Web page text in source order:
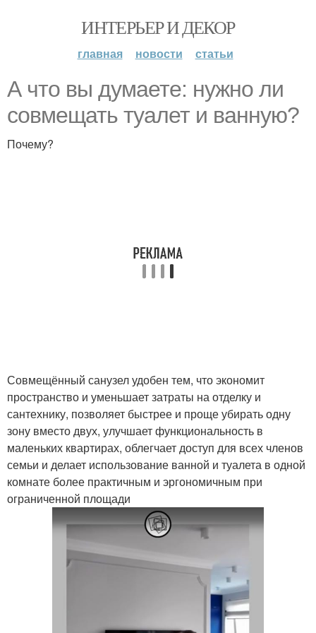
ИНТЕРЬЕР И ДЕКОР
главная новости статьи
А что вы думаете: нужно ли
совмещать туалет и ванную?
Почему?
Совмещённый санузел удобен тем, что экономит
пространство и уменьшает затраты на отделку и
сантехнику, позволяет быстрее и проще убирать одну
зону вместо двух, улучшает функциональность в
маленьких квартирах, облегчает доступ для всех членов
семьи и делает использование ванной и туалета в одной
комнате более практичным и эргономичным при
ограниченной площади